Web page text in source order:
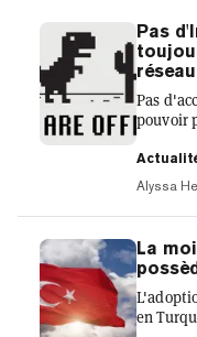
Pas
Pas
pouvoir
maïs en
que les
de
depuis
l'accès
en
Alyssa
La
en